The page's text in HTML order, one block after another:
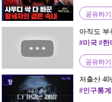
공유하기
아직도 부
#미국 #한
공유하기
저출산
영상] | 창
#인구통